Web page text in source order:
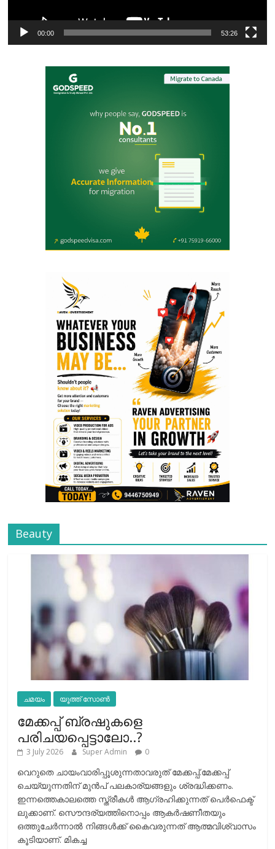
00:00 53:26
Beauty
ചമയം യൂത്ത് സോൺ
മേക്കപ്പ് ബ്രഷുകളെ
പരിചയപ്പെട്ടാലോ..?
3 July 2026 Super Admin 0
വെറുതെ ചായംവാരിപ്പൂശുന്നതാവരുത് മേക്കപ്പ്.മേക്കപ്പ്
ചെയ്യുന്നതിന് മുന്‍പ് പലകാര്യങ്ങളും ശ്രദ്ധിക്കണം.
ഇന്നത്തെകാലത്തെ സ്ത്രീകള്‍ ആഗ്രഹിക്കുന്നത് പെര്‍ഫെക്ട്
ലുക്കാണ്. സൌന്ദര്യത്തിനൊപ്പം ആകര്‍ഷണീതയും
ഒത്തുചേര്‍ന്നാല്‍ നിങ്ങള്‍ക്ക് കൈവരുന്നത് ആത്മവിശ്വാസം
കൂടിയാണ്. മികച്ച